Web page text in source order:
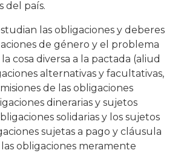
del país.
las obligaciones y deberes
de género y el problema
cosa diversa a la pactada (aliud
alternativas y facultativas,
de las obligaciones
dinerarias y sujetos
solidarias y los sujetos
sujetas a pago y cláusula
obligaciones meramente